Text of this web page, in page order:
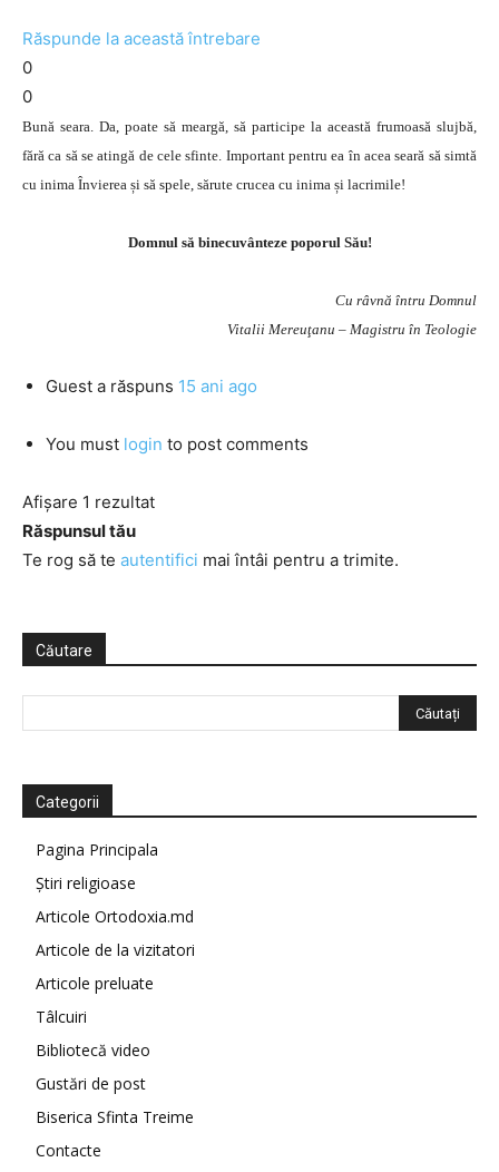
Răspunde la această întrebare
0
0
Bună seara. Da, poate să meargă, să participe la această frumoasă slujbă,
fără ca să se atingă de cele sfinte. Important pentru ea în acea seară să simtă
cu inima Învierea și să spele, sărute crucea cu inima și lacrimile!
Domnul să binecuvânteze poporul Său!
Cu râvnă întru Domnul
Vitalii Mereuţanu – Magistru în Teologie
Guest a răspuns 15 ani ago
You must login to post comments
Afișare 1 rezultat
Răspunsul tău
Te rog să te autentifici mai întâi pentru a trimite.
Căutare
Categorii
Pagina Principala
Știri religioase
Articole Ortodoxia.md
Articole de la vizitatori
Articole preluate
Tâlcuiri
Bibliotecă video
Gustări de post
Biserica Sfinta Treime
Contacte